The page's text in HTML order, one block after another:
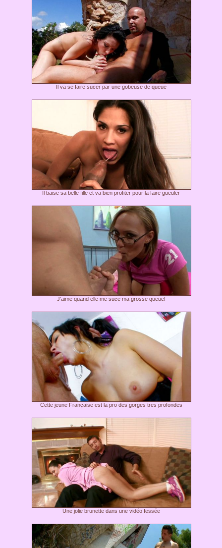
Il va se faire sucer par une gobeuse de queue
Il baise sa belle fille et va bien profiter pour la faire gueuler
J'aime quand elle me suce ma grosse queue!
Cette jeune Française est la pro des gorges tres profondes
Une jolie brunette dans une vidéo fessée